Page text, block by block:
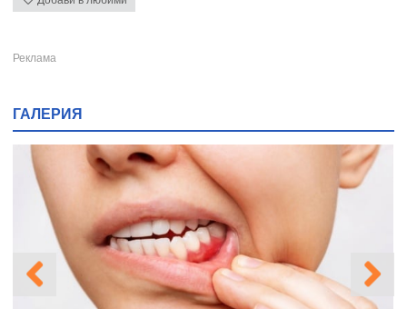
ГАЛЕРИЯ